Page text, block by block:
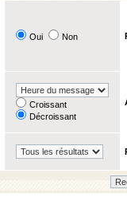
Oui Non
Croissant
Décroissant